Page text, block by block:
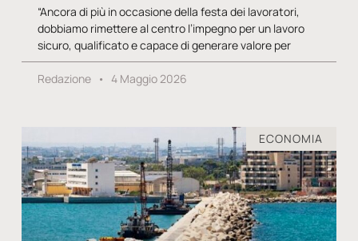
“Ancora di più in occasione della festa dei lavoratori,
dobbiamo rimettere al centro l’impegno per un lavoro
sicuro, qualificato e capace di generare valore per
Redazione 4 Maggio 2026
ECONOMIA